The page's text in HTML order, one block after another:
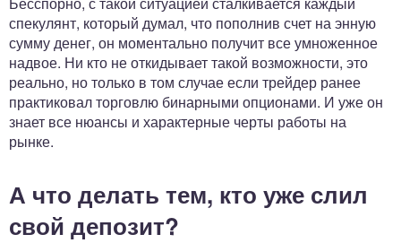
спекулянт, который думал, что пополнив счет на энную
сумму денег, он моментально получит все умноженное
надвое. Ни кто не откидывает такой возможности, это
реально, но только в том случае если трейдер ранее
практиковал торговлю бинарными опционами. И уже он
знает все нюансы и характерные черты работы на
рынке.
А что делать тем, кто уже слил
свой депозит?